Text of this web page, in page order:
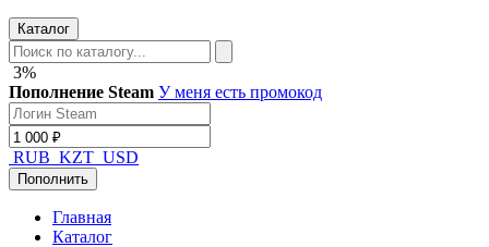
Каталог
3%
Пополнение Steam У меня есть промокод
RUB KZT USD
Пополнить
Главная
Каталог